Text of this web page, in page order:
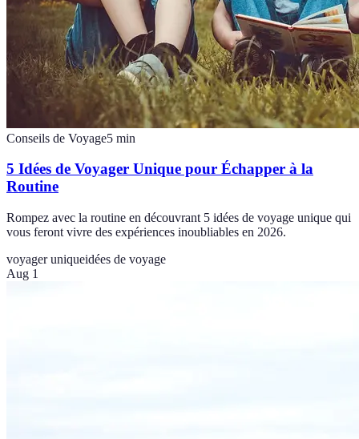
Conseils de Voyage5 min
5 Idées de Voyager Unique pour Échapper à la
Routine
Rompez avec la routine en découvrant 5 idées de voyage unique qui
vous feront vivre des expériences inoubliables en 2026.
voyager uniqueidées de voyage
Aug 1